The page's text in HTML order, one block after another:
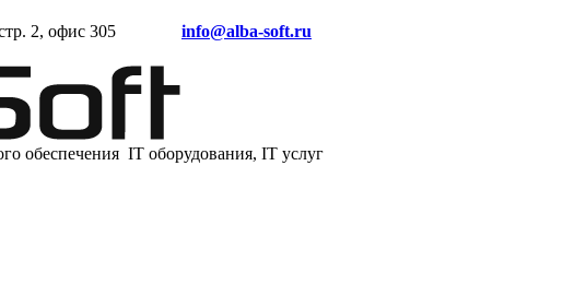
стр. 2, офис 305 info@alba-soft.ru
обеспечения IT оборудования, IT услуг